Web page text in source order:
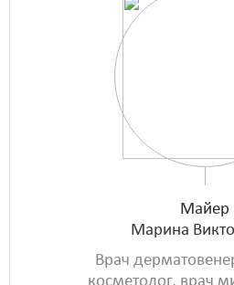
Майер
Марина
Врач